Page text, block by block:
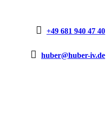
 +49 681 940 47 40
 huber@huber-iv.de